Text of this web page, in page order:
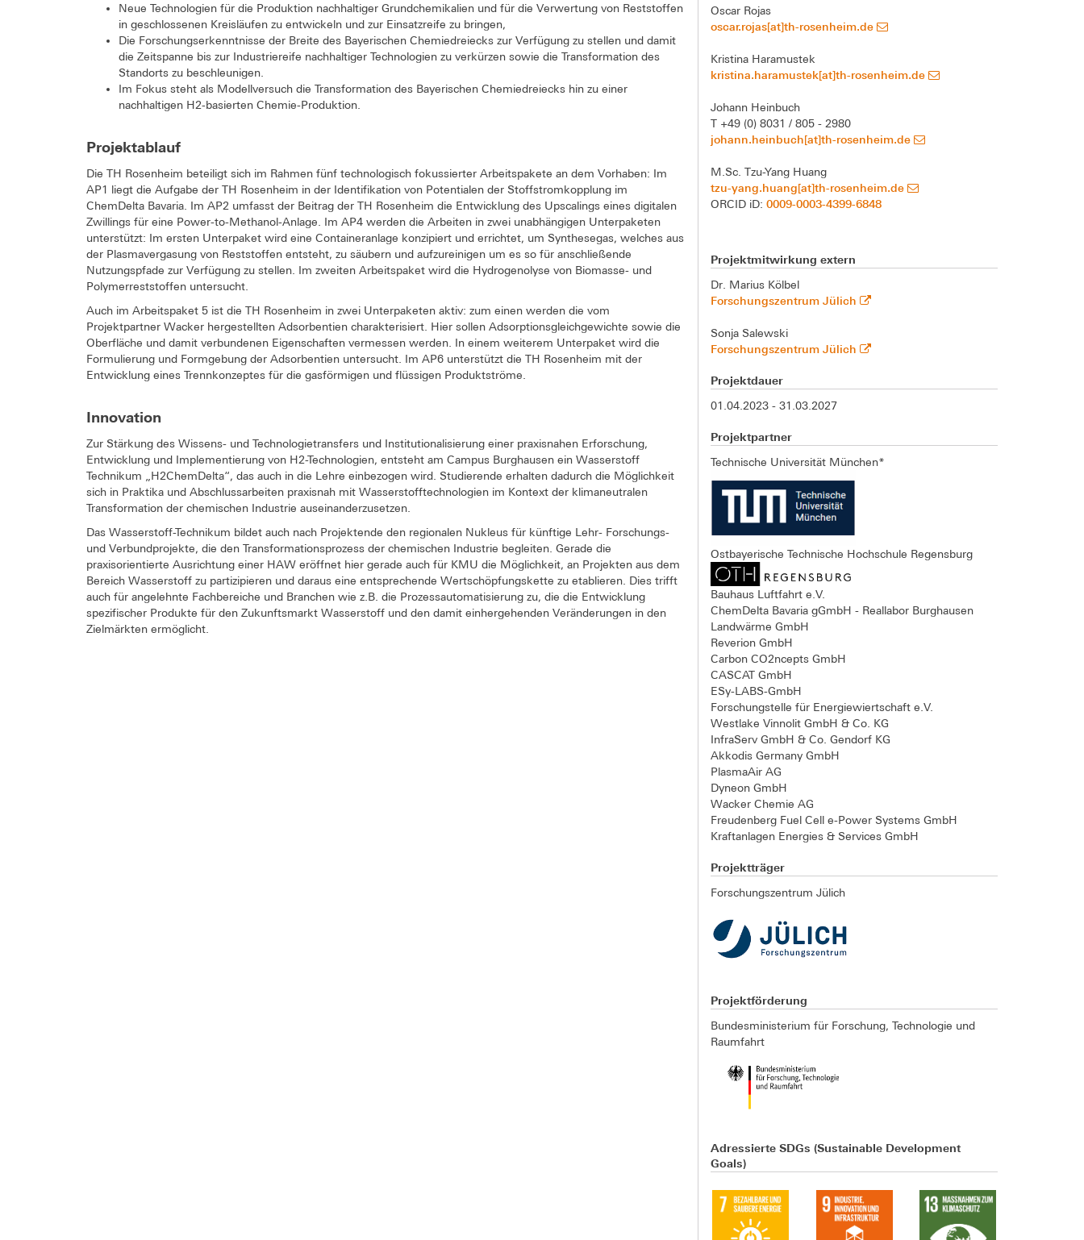
Neue Technologien für die Produktion nachhaltiger Grundchemikalien und für die Verwertung von Reststoffen
in geschlossenen Kreisläufen zu entwickeln und zur Einsatzreife zu bringen,
Die Forschungserkenntnisse der Breite des Bayerischen Chemiedreiecks zur Verfügung zu stellen und damit
die Zeitspanne bis zur Industriereife nachhaltiger Technologien zu verkürzen sowie die Transformation des
Standorts zu beschleunigen.
Im Fokus steht als Modellversuch die Transformation des Bayerischen Chemiedreiecks hin zu einer
nachhaltigen H2-basierten Chemie-Produktion.
Projektablauf
Die TH Rosenheim beteiligt sich im Rahmen fünf technologisch fokussierter Arbeitspakete an dem Vorhaben: Im
AP1 liegt die Aufgabe der TH Rosenheim in der Identifikation von Potentialen der Stoffstromkopplung im
ChemDelta Bavaria. Im AP2 umfasst der Beitrag der TH Rosenheim die Entwicklung des Upscalings eines digitalen
Zwillings für eine Power-to-Methanol-Anlage. Im AP4 werden die Arbeiten in zwei unabhängigen Unterpaketen
unterstützt: Im ersten Unterpaket wird eine Containeranlage konzipiert und errichtet, um Synthesegas, welches aus
der Plasmavergasung von Reststoffen entsteht, zu säubern und aufzureinigen um es so für anschließende
Nutzungspfade zur Verfügung zu stellen. Im zweiten Arbeitspaket wird die Hydrogenolyse von Biomasse- und
Polymerreststoffen untersucht.
Auch im Arbeitspaket 5 ist die TH Rosenheim in zwei Unterpaketen aktiv: zum einen werden die vom
Projektpartner Wacker hergestellten Adsorbentien charakterisiert. Hier sollen Adsorptionsgleichgewichte sowie die
Oberfläche und damit verbundenen Eigenschaften vermessen werden. In einem weiterem Unterpaket wird die
Formulierung und Formgebung der Adsorbentien untersucht. Im AP6 unterstützt die TH Rosenheim mit der
Entwicklung eines Trennkonzeptes für die gasförmigen und flüssigen Produktströme.
Innovation
Zur Stärkung des Wissens- und Technologietransfers und Institutionalisierung einer praxisnahen Erforschung,
Entwicklung und Implementierung von H2-Technologien, entsteht am Campus Burghausen ein Wasserstoff
Technikum „H2ChemDelta“, das auch in die Lehre einbezogen wird. Studierende erhalten dadurch die Möglichkeit
sich in Praktika und Abschlussarbeiten praxisnah mit Wasserstofftechnologien im Kontext der klimaneutralen
Transformation der chemischen Industrie auseinanderzusetzen.
Das Wasserstoff-Technikum bildet auch nach Projektende den regionalen Nukleus für künftige Lehr- Forschungs-
und Verbundprojekte, die den Transformationsprozess der chemischen Industrie begleiten. Gerade die
praxisorientierte Ausrichtung einer HAW eröffnet hier gerade auch für KMU die Möglichkeit, an Projekten aus dem
Bereich Wasserstoff zu partizipieren und daraus eine entsprechende Wertschöpfungskette zu etablieren. Dies trifft
auch für angelehnte Fachbereiche und Branchen wie z.B. die Prozessautomatisierung zu, die die Entwicklung
spezifischer Produkte für den Zukunftsmarkt Wasserstoff und den damit einhergehenden Veränderungen in den
Zielmärkten ermöglicht.
Oscar Rojas
oscar.rojas[at]th-rosenheim.de
Kristina Haramustek
kristina.haramustek[at]th-rosenheim.de
Johann Heinbuch
T +49 (0) 8031 / 805 - 2980
johann.heinbuch[at]th-rosenheim.de
M.Sc. Tzu-Yang Huang
tzu-yang.huang[at]th-rosenheim.de
ORCID iD:0009-0003-4399-6848
Projektmitwirkung extern
Dr. Marius Kölbel
Forschungszentrum Jülich
Sonja Salewski
Forschungszentrum Jülich
Projektdauer
01.04.2023 - 31.03.2027
Projektpartner
Technische Universität München*
Ostbayerische Technische Hochschule Regensburg
Bauhaus Luftfahrt e.V.
ChemDelta Bavaria gGmbH - Reallabor Burghausen
Landwärme GmbH
Reverion GmbH
Carbon CO2ncepts GmbH
CASCAT GmbH
ESy-LABS-GmbH
Forschungstelle für Energiewiertschaft e.V.
Westlake Vinnolit GmbH & Co. KG
InfraServ GmbH & Co. Gendorf KG
Akkodis Germany GmbH
PlasmaAir AG
Dyneon GmbH
Wacker Chemie AG
Freudenberg Fuel Cell e-Power Systems GmbH
Kraftanlagen Energies & Services GmbH
Projektträger
Forschungszentrum Jülich
Projektförderung
Bundesministerium für Forschung, Technologie und
Raumfahrt
Adressierte SDGs (Sustainable Development
Goals)